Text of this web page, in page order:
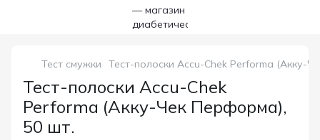
Тест смужки Тест-полоски Accu-Chek Performa (Акку-
Тест-полоски Accu-Chek
Performa (Акку-Чек Перформа),
50 шт.